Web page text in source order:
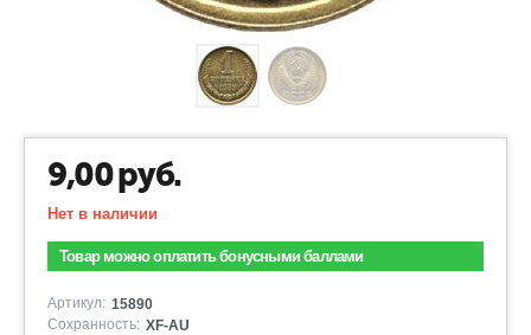
9,00руб.
Нет в наличии
Товар можно оплатить бонусными баллами
Артикул: 15890
Сохранность: XF-AU